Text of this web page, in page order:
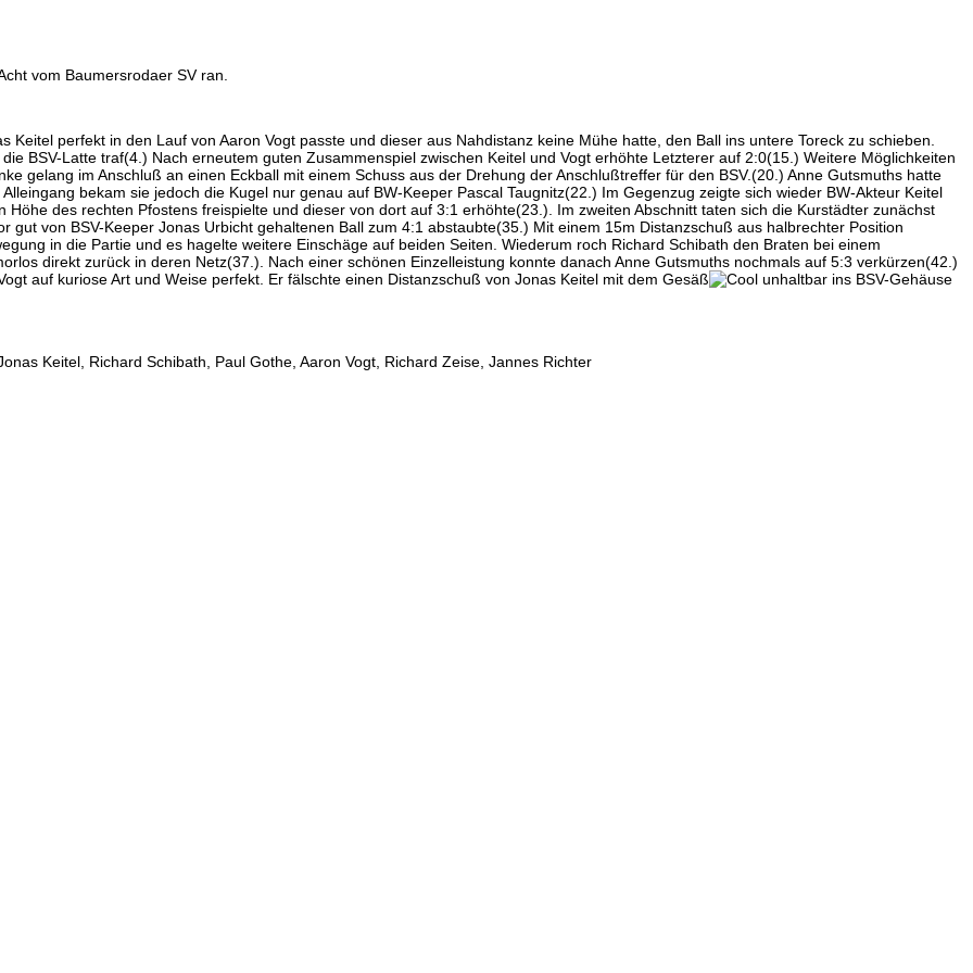
vom Baumersrodaer SV ran.
perfekt in den Lauf von Aaron Vogt passte und dieser aus Nahdistanz keine Mühe hatte, den Ball ins untere Toreck zu schieben.
BSV-Latte traf(4.) Nach erneutem guten Zusammenspiel zwischen Keitel und Vogt erhöhte Letzterer auf 2:0(15.) Weitere Möglichkeiten
gelang im Anschluß an einen Eckball mit einem Schuss aus der Drehung der Anschlußtreffer für den BSV.(20.) Anne Gutsmuths hatte
bekam sie jedoch die Kugel nur genau auf BW-Keeper Pascal Taugnitz(22.) Im Gegenzug zeigte sich wieder BW-Akteur Keitel
des rechten Pfostens freispielte und dieser von dort auf 3:1 erhöhte(23.). Im zweiten Abschnitt taten sich die Kurstädter zunächst
gut von BSV-Keeper Jonas Urbicht gehaltenen Ball zum 4:1 abstaubte(35.) Mit einem 15m Distanzschuß aus halbrechter Position
in die Partie und es hagelte weitere Einschäge auf beiden Seiten. Wiederum roch Richard Schibath den Braten bei einem
direkt zurück in deren Netz(37.). Nach einer schönen Einzelleistung konnte danach Anne Gutsmuths nochmals auf 5:3 verkürzen(42.)
auf kuriose Art und Weise perfekt. Er fälschte einen Distanzschuß von Jonas Keitel mit dem Gesäß
unhaltbar ins BSV-Gehäuse
Keitel, Richard Schibath, Paul Gothe, Aaron Vogt, Richard Zeise, Jannes Richter